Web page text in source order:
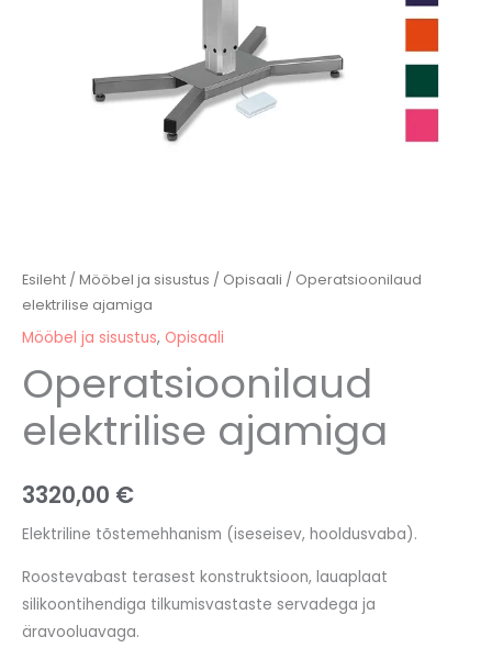
Esileht / Mööbel ja sisustus / Opisaali / Operatsioonilaud
elektrilise ajamiga
Mööbel ja sisustus, Opisaali
Operatsioonilaud
elektrilise ajamiga
3320,00 €
Elektriline tõstemehhanism (iseseisev, hooldusvaba).
Roostevabast terasest konstruktsioon, lauaplaat
silikoontihendiga tilkumisvastaste servadega ja
äravooluavaga.